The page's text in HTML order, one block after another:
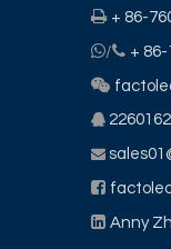
 + 86-
/ + 86-




 Anny